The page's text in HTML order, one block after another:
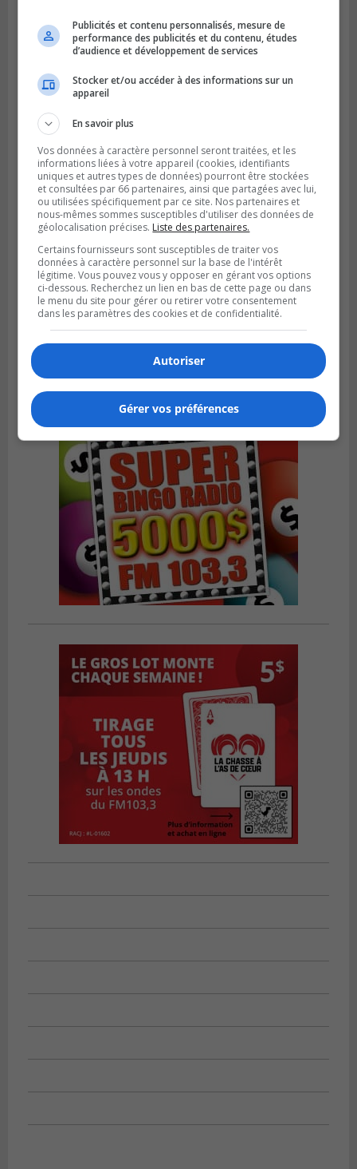
Publié le 2 août 2026 à 08h06
La Fête des parcs est de retour à Saint-
SAINT-CATHERINE
Publié le 30 juillet 2026 à 07h58
Sainte-Catherine prolonge son aide
financière au Complexe Le Partage
Publicités et contenu personnalisés, mesure de
performance des publicités et du contenu, études
d’audience et développement de services
Stocker et/ou accéder à des informations sur un
appareil
En savoir plus
Vos données à caractère personnel seront traitées, et les
informations liées à votre appareil (cookies, identifiants
uniques et autres types de données) pourront être stockées
et consultées par 66 partenaires, ainsi que partagées avec lui,
ou utilisées spécifiquement par ce site. Nos partenaires et
nous-mêmes sommes susceptibles d'utiliser des données de
géolocalisation précises. Liste des partenaires.
Certains fournisseurs sont susceptibles de traiter vos
données à caractère personnel sur la base de l'intérêt
légitime. Vous pouvez vous y opposer en gérant vos options
ci-dessous. Recherchez un lien en bas de cette page ou dans
le menu du site pour gérer ou retirer votre consentement
dans les paramètres des cookies et de confidentialité.
Autoriser
Gérer vos préférences